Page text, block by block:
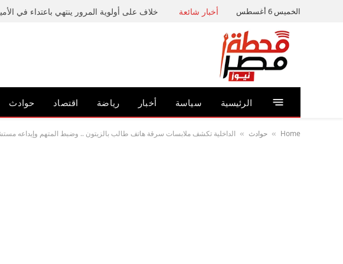
الخميس 6 أغسطس أخبار شائعة خلاف على أولوية المرور ينتهي باعتداء في
الرئيسية سياسة أخبار رياضة اقتصاد حوادث
Home
» حوادث » الداخلية تكشف ملابسات سرقة هاتف طالب بالزيتون .. وضبط المتهم وإيداعه